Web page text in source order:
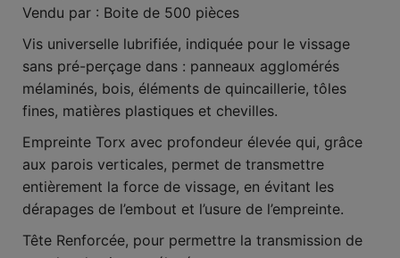
Vendu par : Boite de 500 pièces
Vis universelle lubrifiée, indiquée pour le vissage
sans pré-perçage dans : panneaux agglomérés
mélaminés, bois, éléments de quincaillerie, tôles
fines, matières plastiques et chevilles.
Empreinte Torx avec profondeur élevée qui, grâce
aux parois verticales, permet de transmettre
entièrement la force de vissage, en évitant les
dérapages de l’embout et l’usure de l’empreinte.
Tête Renforcée, pour permettre la transmission de